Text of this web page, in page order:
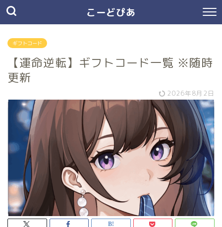
こーどぴあ
ギフトコード
【運命逆転】ギフトコード一覧 ※随時
更新
2026年8月2日